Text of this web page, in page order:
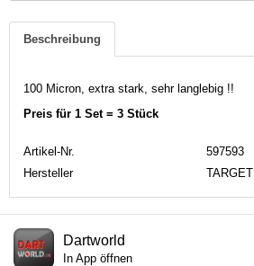
Beschreibung
100 Micron, extra stark, sehr langlebig !!
Preis für 1 Set = 3 Stück
Artikel-Nr.
597593
Hersteller
TARGET
Dartworld
In App öffnen